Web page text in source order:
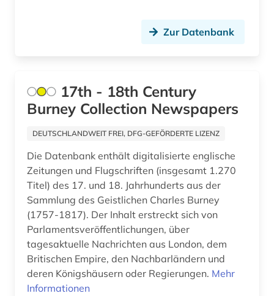
bühnenwerk (1)
chemie (4)
china (1)
christian christensen (1)
comic (6)
comiczeichner (1)
computer (1)
Ostasien (1)
Osteuropa (3)
Ostmitteleuropa (1)
Palaestina (2)
Polen (5)
Rumänien (1)
Russland, Sowjetunion (9)
Schweden (5)
Zur Datenbank
17th - 18th Century
Burney Collection Newspapers
DEUTSCHLANDWEIT FREI, DFG-GEFÖRDERTE LIZENZ
Die Datenbank enthält digitalisierte englische
Zeitungen und Flugschriften (insgesamt 1.270
Titel) des 17. und 18. Jahrhunderts aus der
Sammlung des Geistlichen Charles Burney
(1757-1817). Der Inhalt erstreckt sich von
Parlamentsveröffentlichungen, über
tagesaktuelle Nachrichten aus London, dem
Britischen Empire, den Nachbarländern und
deren Königshäusern oder Regierungen. Mehr
Informationen